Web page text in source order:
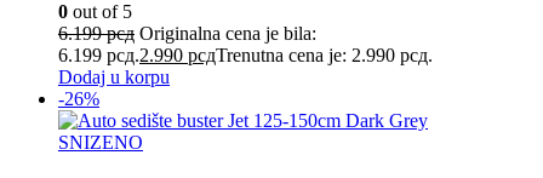
0 out of 5
6.199рсд Originalna cena je bila:
6.199 рсд.2.990 рсдTrenutna cena je: 2.990 рсд.
Dodaj u korpu
-26%
SNIZENO